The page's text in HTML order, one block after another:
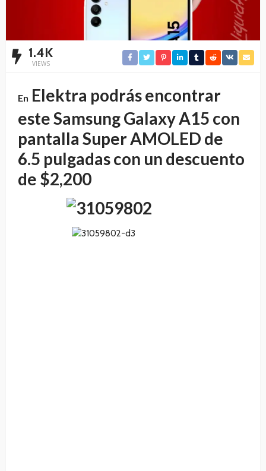
1.4K
VIEWS
En Elektra podrás encontrar
este Samsung Galaxy A15 con
pantalla Super AMOLED de
6.5 pulgadas con un descuento
de $2,200